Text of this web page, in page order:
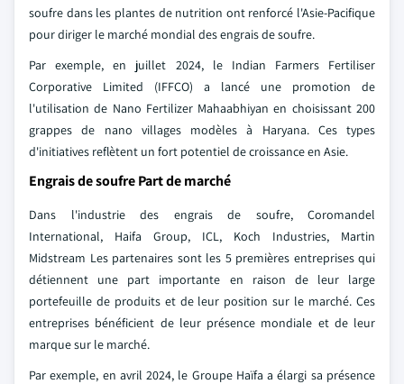
soufre dans les plantes de nutrition ont renforcé l'Asie-Pacifique
pour diriger le marché mondial des engrais de soufre.
Par exemple, en juillet 2024, le Indian Farmers Fertiliser
Corporative Limited (IFFCO) a lancé une promotion de
l'utilisation de Nano Fertilizer Mahaabhiyan en choisissant 200
grappes de nano villages modèles à Haryana. Ces types
d'initiatives reflètent un fort potentiel de croissance en Asie.
Engrais de soufre Part de marché
Dans l'industrie des engrais de soufre, Coromandel
International, Haifa Group, ICL, Koch Industries, Martin
Midstream Les partenaires sont les 5 premières entreprises qui
détiennent une part importante en raison de leur large
portefeuille de produits et de leur position sur le marché. Ces
entreprises bénéficient de leur présence mondiale et de leur
marque sur le marché.
Par exemple, en avril 2024, le Groupe Haïfa a élargi sa présence